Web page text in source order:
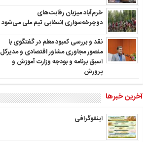
خرم‌آباد میزبان رقابت‌های
دوچرخه‌سواری انتخابی تیم ملی می‌شود
نقد و بررسی کمبود معلم در گفتگوی با
منصور مجاوری مشاور اقتصادی و مدیرکل
اسبق برنامه و بودجه وزارت آموزش و
پرورش
آخرین خبرها
اینفوگرافی